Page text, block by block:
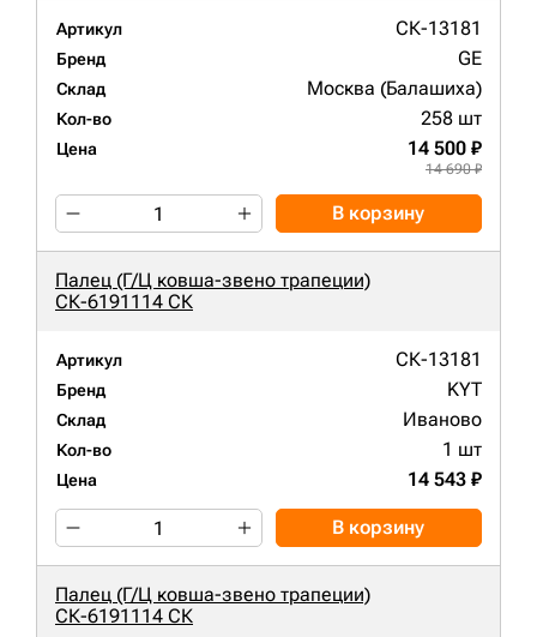
Артикул СК-13181
Бренд GE
Склад Москва (Балашиха)
Кол-во 258 шт
Цена 14 500 ₽
14 690 ₽
В корзину
Палец (Г/Ц ковша-звено трапеции)
СК-6191114 СК
Артикул СК-13181
Бренд KYT
Склад Иваново
Кол-во 1 шт
Цена 14 543 ₽
В корзину
Палец (Г/Ц ковша-звено трапеции)
СК-6191114 СК